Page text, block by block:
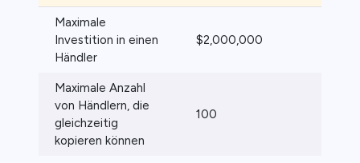
Maximale
Investition in einen
Händler
$2,000,000
Maximale Anzahl
von Händlern, die
gleichzeitig
kopieren können
100